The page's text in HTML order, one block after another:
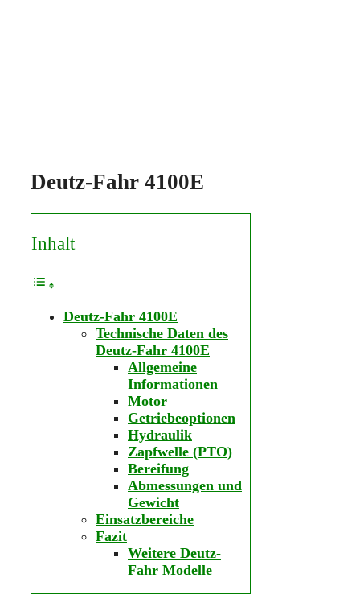
Deutz-Fahr 4100E
Inhalt
Deutz-Fahr 4100E
Technische Daten des
Deutz-Fahr 4100E
Allgemeine
Informationen
Motor
Getriebeoptionen
Hydraulik
Zapfwelle (PTO)
Bereifung
Abmessungen und
Gewicht
Einsatzbereiche
Fazit
Weitere Deutz-
Fahr Modelle